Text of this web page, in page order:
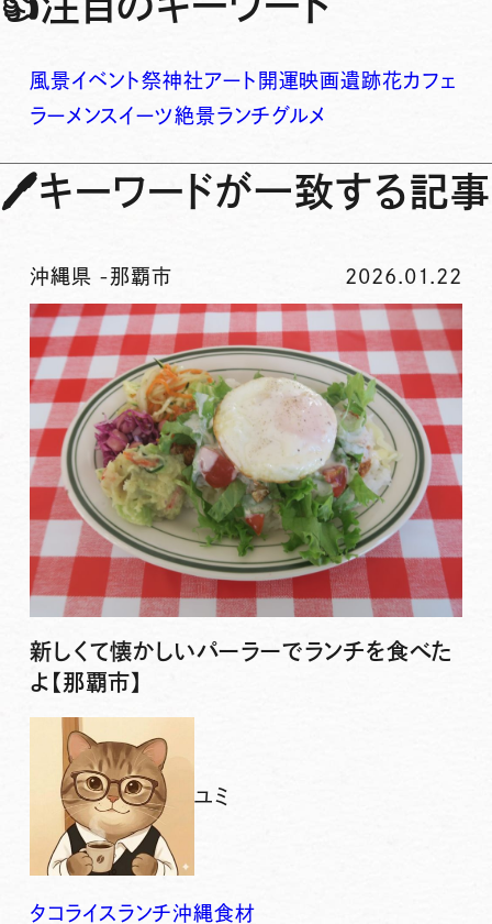
風景イベント祭神社アート 開運映画遺跡花カフェ
ラーメンスイーツ絶景ランチグルメ
🖊キーワードが一致する記事
沖縄県 -那覇市 2026.01.22
新しくて懐かしいパーラーでランチを食べた
よ【那覇市】
ユミ
タコライス ランチ沖縄食材